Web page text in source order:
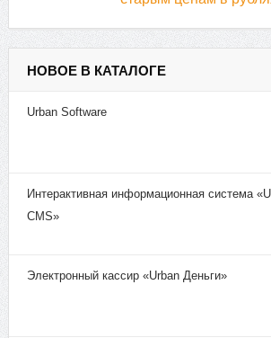
НОВОЕ В КАТАЛОГЕ
Urban Software
Интерактивная информационная система
CMS»
Электронный кассир «Urban Деньги»